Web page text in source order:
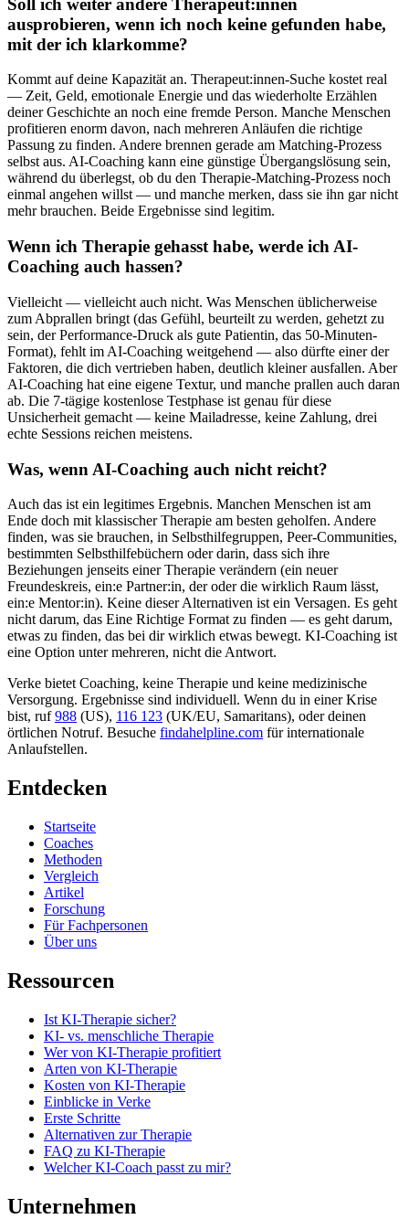
ausprobieren, wenn ich noch keine gefunden habe,
mit der ich klarkomme?
Kommt auf deine Kapazität an. Therapeut:innen-Suche kostet real
— Zeit, Geld, emotionale Energie und das wiederholte Erzählen
deiner Geschichte an noch eine fremde Person. Manche Menschen
profitieren enorm davon, nach mehreren Anläufen die richtige
Passung zu finden. Andere brennen gerade am Matching-Prozess
selbst aus. AI-Coaching kann eine günstige Übergangslösung sein,
während du überlegst, ob du den Therapie-Matching-Prozess noch
einmal angehen willst — und manche merken, dass sie ihn gar nicht
mehr brauchen. Beide Ergebnisse sind legitim.
Wenn ich Therapie gehasst habe, werde ich AI-
Coaching auch hassen?
Vielleicht — vielleicht auch nicht. Was Menschen üblicherweise
zum Abprallen bringt (das Gefühl, beurteilt zu werden, gehetzt zu
sein, der Performance-Druck als gute Patientin, das 50-Minuten-
Format), fehlt im AI-Coaching weitgehend — also dürfte einer der
Faktoren, die dich vertrieben haben, deutlich kleiner ausfallen. Aber
AI-Coaching hat eine eigene Textur, und manche prallen auch daran
ab. Die 7-tägige kostenlose Testphase ist genau für diese
Unsicherheit gemacht — keine Mailadresse, keine Zahlung, drei
echte Sessions reichen meistens.
Was, wenn AI-Coaching auch nicht reicht?
Auch das ist ein legitimes Ergebnis. Manchen Menschen ist am
Ende doch mit klassischer Therapie am besten geholfen. Andere
finden, was sie brauchen, in Selbsthilfegruppen, Peer-Communities,
bestimmten Selbsthilfebüchern oder darin, dass sich ihre
Beziehungen jenseits einer Therapie verändern (ein neuer
Freundeskreis, ein:e Partner:in, der oder die wirklich Raum lässt,
ein:e Mentor:in). Keine dieser Alternativen ist ein Versagen. Es geht
nicht darum, das Eine Richtige Format zu finden — es geht darum,
etwas zu finden, das bei dir wirklich etwas bewegt. KI-Coaching ist
eine Option unter mehreren, nicht die Antwort.
Verke bietet Coaching, keine Therapie und keine medizinische
Versorgung. Ergebnisse sind individuell. Wenn du in einer Krise
bist, ruf 988 (US), 116 123 (UK/EU, Samaritans), oder deinen
örtlichen Notruf. Besuche findahelpline.com für internationale
Anlaufstellen.
Entdecken
Startseite
Coaches
Methoden
Vergleich
Artikel
Forschung
Für Fachpersonen
Über uns
Ressourcen
Ist KI-Therapie sicher?
KI- vs. menschliche Therapie
Wer von KI-Therapie profitiert
Arten von KI-Therapie
Kosten von KI-Therapie
Einblicke in Verke
Erste Schritte
Alternativen zur Therapie
FAQ zu KI-Therapie
Welcher KI-Coach passt zu mir?
Unternehmen